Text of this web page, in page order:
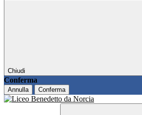
Chiudi
Conferma
Annulla Conferma